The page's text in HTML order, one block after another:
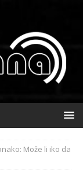
Može li iko da